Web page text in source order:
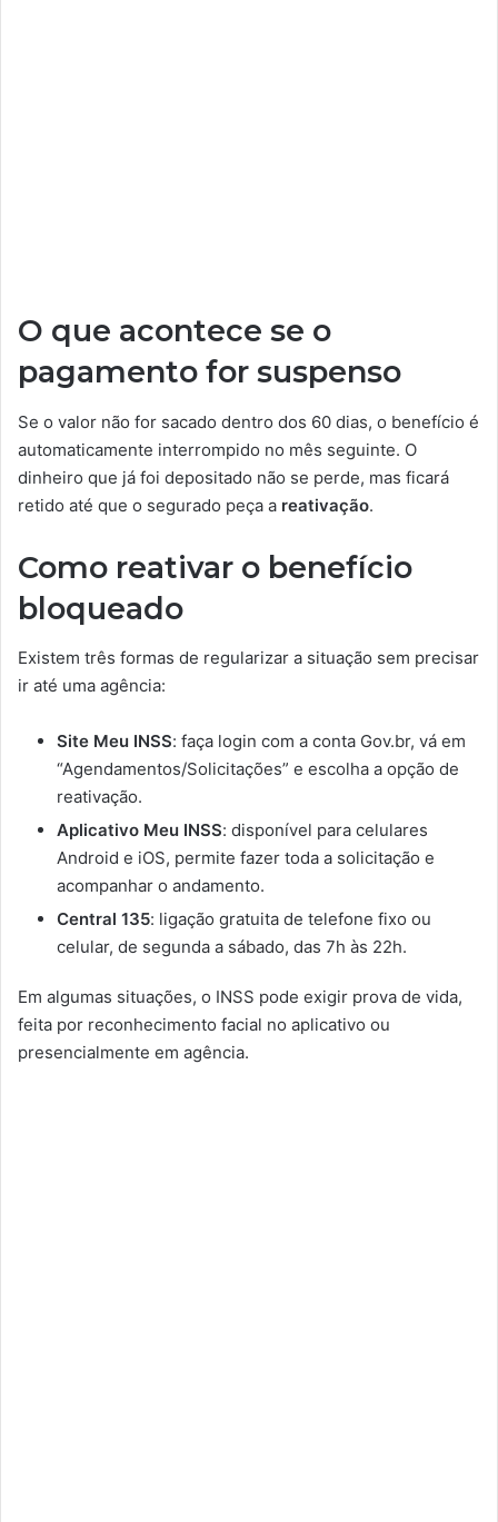
O que acontece se o
pagamento for suspenso
Se o valor não for sacado dentro dos 60 dias, o benefício é
automaticamente interrompido no mês seguinte. O
dinheiro que já foi depositado não se perde, mas ficará
retido até que o segurado peça a reativação.
Como reativar o benefício
bloqueado
Existem três formas de regularizar a situação sem precisar
ir até uma agência:
Site Meu INSS: faça login com a conta Gov.br, vá em
“Agendamentos/Solicitações” e escolha a opção de
reativação.
Aplicativo Meu INSS: disponível para celulares
Android e iOS, permite fazer toda a solicitação e
acompanhar o andamento.
Central 135: ligação gratuita de telefone fixo ou
celular, de segunda a sábado, das 7h às 22h.
Em algumas situações, o INSS pode exigir prova de vida,
feita por reconhecimento facial no aplicativo ou
presencialmente em agência.